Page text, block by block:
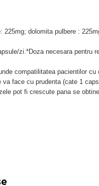
225mg; dolomita pulbere :
zi.*Doza necesara pentru
compatilitatea pacientilor cu
face cu prudenta (cate 1
pot fi crescute pana se